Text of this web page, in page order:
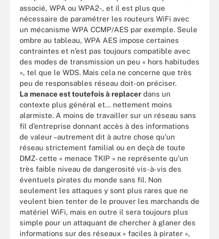
associé, WPA ou WPA2-, et il est plus que
nécessaire de paramétrer les routeurs WiFi avec
un mécanisme WPA CCMP/AES par exemple. Seule
ombre au tableau, WPA AES impose certaines
contraintes et n’est pas toujours compatible avec
des modes de transmission un peu « hors habitudes
», tel que le WDS. Mais cela ne concerne que très
peu de responsables réseau doit-on préciser.
La menace est toutefois à replacer dans un
contexte plus général et… nettement moins
alarmiste. A moins de travailler sur un réseau sans
fil d’entreprise donnant accès à des informations
de valeur –autrement dit à autre chose qu’un
réseau strictement familial ou en deçà de toute
DMZ- cette « menace TKIP » ne représente qu’un
très faible niveau de dangerosité vis-à-vis des
éventuels pirates du monde sans fil. Non
seulement les attaques y sont plus rares que ne
veulent bien tenter de le prouver les marchands de
matériel WiFi, mais en outre il sera toujours plus
simple pour un attaquant de chercher à glaner des
informations sur des réseaux « faciles à pirater »,